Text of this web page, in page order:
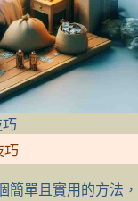
巧
簡單且實用的方法，